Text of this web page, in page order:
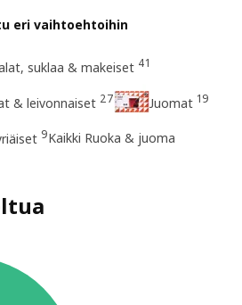
eri vaihtoehtoihin
suklaa & makeiset 41
& leivonnaiset 27 Juomat 19
9Kaikki Ruoka & juoma